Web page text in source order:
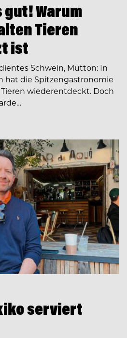
Warum
Tieren
ist
Schwein, Mutton: In
hat die Spitzengastronomie
wiederentdeckt. Doch
serviert